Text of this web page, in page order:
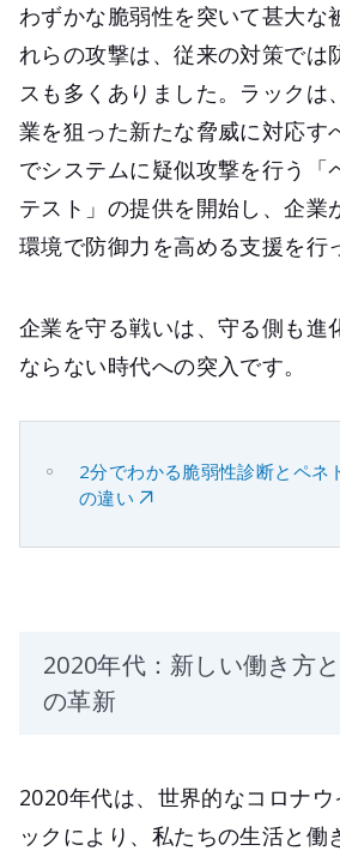
わずかな脆弱性を突いて甚大な
れらの攻撃は、従来の対策では
スも多くありました。ラックは
業を狙った新たな脅威に対応す
でシステムに疑似攻撃を行う「
テスト」の提供を開始し、企業
環境で防御力を高める支援を行
企業を守る戦いは、守る側も進
ならない時代への突入です。
2分でわかる脆弱性診断とペネ
の違い
2020年代：新しい働き方
の革新
2020年代は、世界的なコロナウ
ックにより、私たちの生活と働